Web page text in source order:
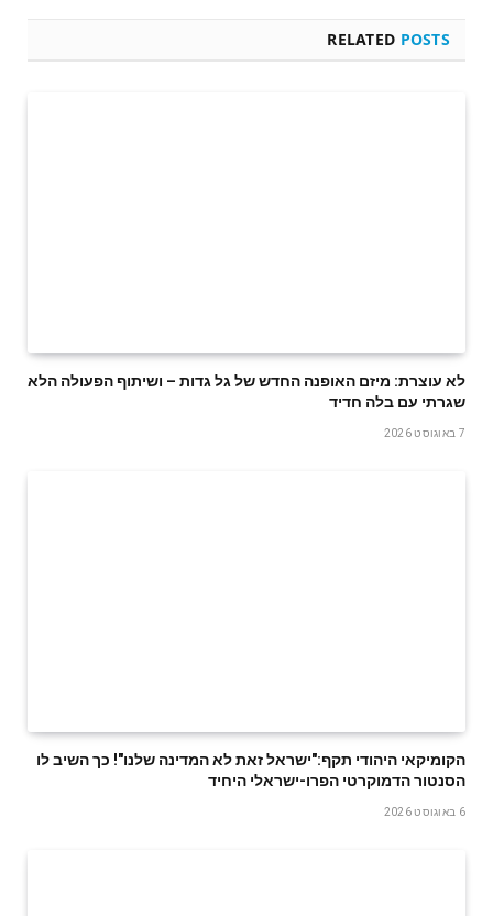
RELATED POSTS
לא עוצרת: מיזם האופנה החדש של גל גדות – ושיתוף הפעולה הלא
שגרתי עם בלה חדיד
7 באוגוסט 2026
הקומיקאי היהודי תקף:"ישראל זאת לא המדינה שלנו"! כך השיב לו
הסנטור הדמוקרטי הפרו-ישראלי היחיד
6 באוגוסט 2026